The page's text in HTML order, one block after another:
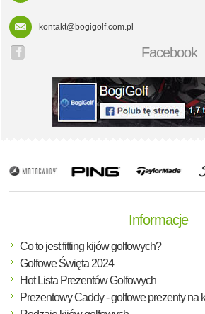
kontakt@bogigolf.com.pl
Facebook
Informacje
Co to jest fitting kijów golfowych?
Golfowe Święta 2024
Hot Lista Prezentów Golfowych
Prezentowy Caddy - golfowe prezenty na